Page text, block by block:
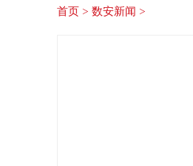
首页 > 数安新闻 >